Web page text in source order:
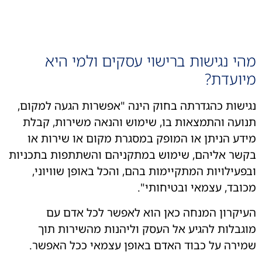
נגישות ברישוי עסקים ולמי היא
כהגדרתה בחוק הינה "אפשרות הגעה למקום,
והתמצאות בו, שימוש והנאה משירות, קבלת
הניתן או המופק במסגרת מקום או שירות או
אליהם, שימוש במתקניהם והשתתפות בתכניות
המתקיימות בהם, והכל באופן שוויוני,
עצמאי ובטיחותי".
המנחה כאן הוא לאפשר לכל אדם עם
להגיע אל העסק וליהנות מהשירות תוך
על כבוד האדם באופן עצמאי ככל האפשר.